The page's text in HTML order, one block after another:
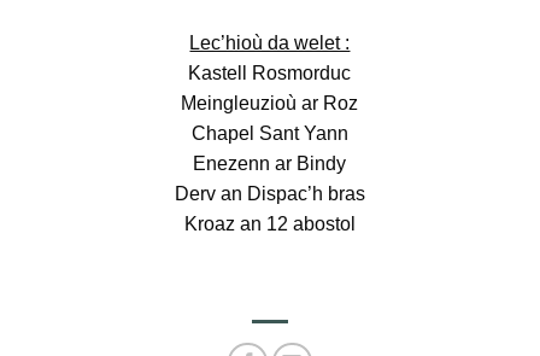
Lec’hioù da welet :
Kastell Rosmorduc
Meingleuzioù ar Roz
Chapel Sant Yann
Enezenn ar Bindy
Derv an Dispac’h bras
Kroaz an 12 abostol